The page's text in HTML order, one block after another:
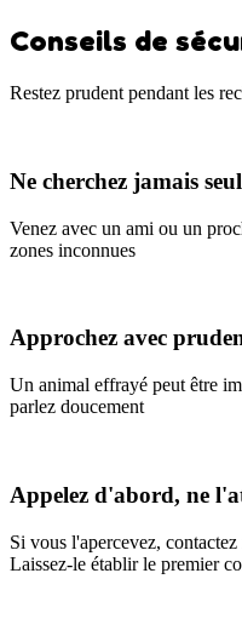
Conseils de
Restez prudent pendant les
Ne cherchez jamais seul
Venez avec un ami ou un
zones inconnues
Approchez avec
Un animal effrayé peut être
parlez doucement
Appelez d'abord, ne
Si vous l'apercevez,
Laissez-le établir le premier